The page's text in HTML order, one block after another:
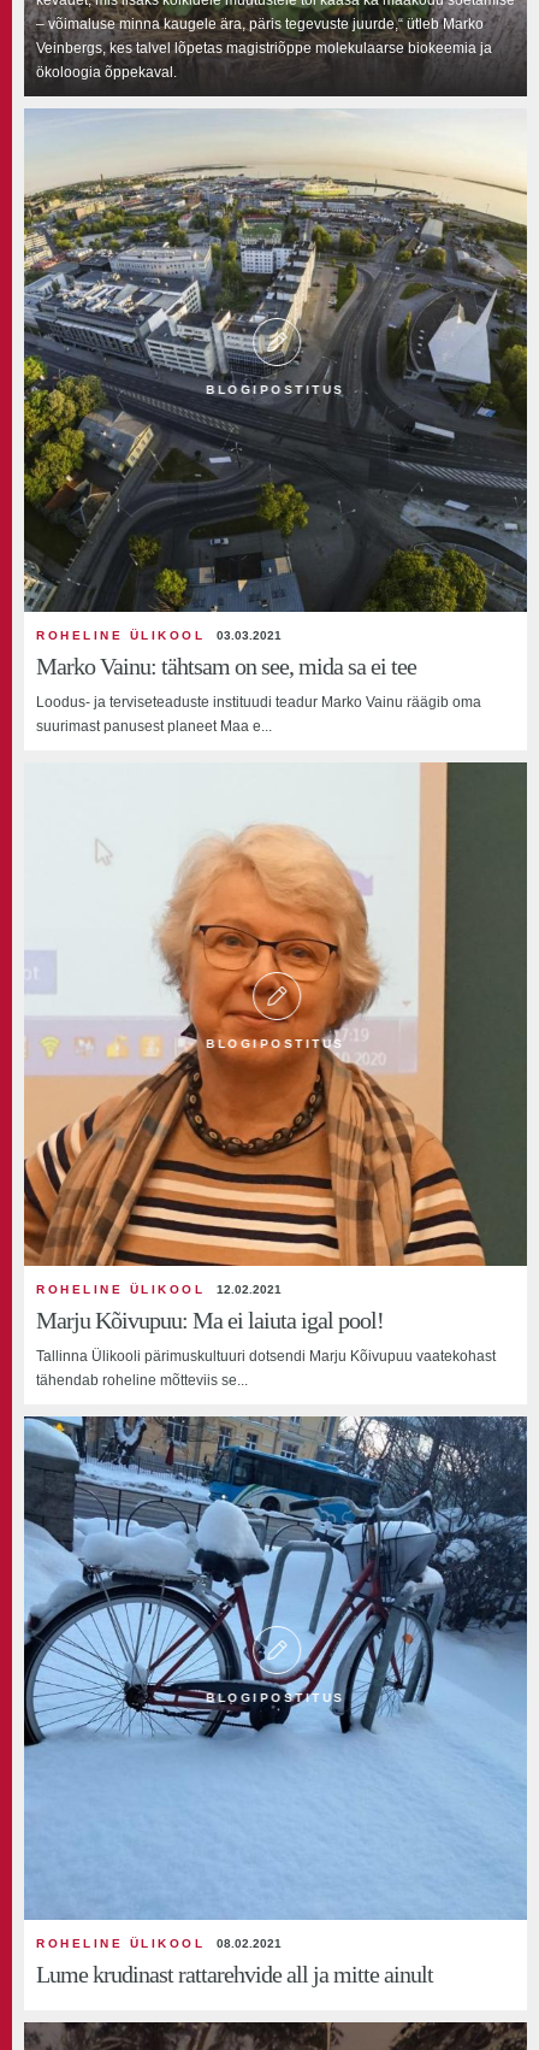
– võimaluse minna kaugele ära, päris tegevuste juurde,“ ütleb Marko
Veinbergs, kes talvel lõpetas magistriõppe molekulaarse biokeemia ja
ökoloogia õppekaval.
BLOGIPOSTITUS
ROHELINE ÜLIKOOL 03.03.2021
Marko Vainu: tähtsam on see, mida sa ei tee
Loodus- ja terviseteaduste instituudi teadur Marko Vainu räägib oma
suurimast panusest planeet Maa e...
BLOGIPOSTITUS
ROHELINE ÜLIKOOL 12.02.2021
Marju Kõivupuu: Ma ei laiuta igal pool!
Tallinna Ülikooli pärimuskultuuri dotsendi Marju Kõivupuu vaatekohast
tähendab roheline mõtteviis se...
BLOGIPOSTITUS
ROHELINE ÜLIKOOL 08.02.2021
Lume krudinast rattarehvide all ja mitte ainult